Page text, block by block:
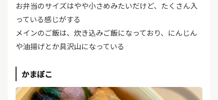
お弁当のサイズはやや小さめみたいだけど、たくさん入
っている感じがする
メインのご飯は、炊き込みご飯になっており、にんじん
や油揚げとか具沢山になっている
かまぼこ